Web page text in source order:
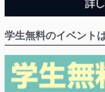
学生無料のイベント